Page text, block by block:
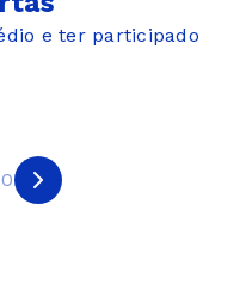
e ter participado